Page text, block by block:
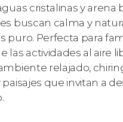
cristalinas y arena
buscan calma y
puro. Perfecta para
las actividades al aire
relajado,
que invitan a